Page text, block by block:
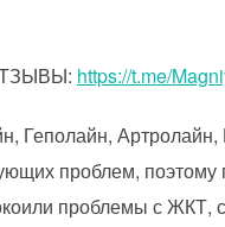
https://t.me/
Геполайн,
проблем,
проблемы с ЖКТ,